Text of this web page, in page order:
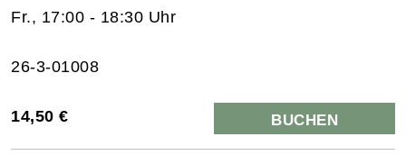
Fr., 17:00 - 18:30 Uhr
26-3-01008
14,50 € BUCHEN